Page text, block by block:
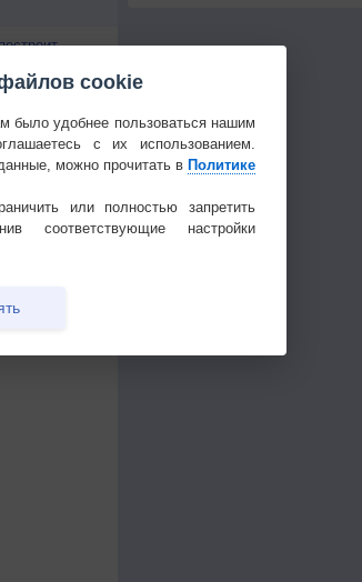
cookie
удобнее пользоваться нашим
с их использованием.
можно прочитать в Политике
или полностью запретить
соответствующие настройки